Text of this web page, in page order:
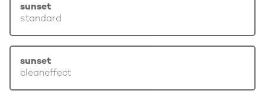
sunset
standard
sunset
cleaneffect